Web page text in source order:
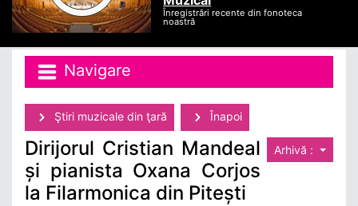
Înregistrări recente din fonoteca
noastră
Navigare
Ştiri muzicale din ţară Înapoi
Arhivă :
Dirijorul Cristian Mandeal
și pianista Oxana Corjos
la Filarmonica din Pitești